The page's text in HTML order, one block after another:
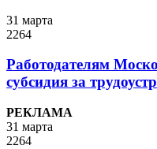
31 марта
2264
Работодателям
субсидия за
РЕКЛАМА
31 марта
2264